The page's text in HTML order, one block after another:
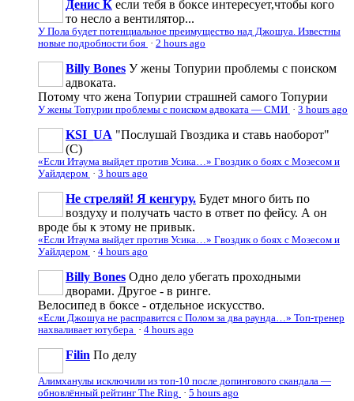
Денис К если тебя в боксе интересует,чтобы кого
то несло а вентилятор...
У Пола будет потенциальное преимущество над Джошуа. Известны
новые подробности боя · 2 hours ago
Billy Bones У жены Топурии проблемы с поиском
адвоката.
Потому что жена Топурии страшней самого Топурии
У жены Топурии проблемы с поиском адвоката — СМИ · 3 hours ago
KSI_UA "Послушай Гвоздика и ставь наоборот"
(С)
«Если Итаума выйдет против Усика…» Гвоздик о боях с Мозесом и
Уайлдером · 3 hours ago
Не стреляй! Я кенгуру. Будет много бить по
воздуху и получать часто в ответ по фейсу. А он
вроде бы к этому не привык.
«Если Итаума выйдет против Усика…» Гвоздик о боях с Мозесом и
Уайлдером · 4 hours ago
Billy Bones Одно дело убегать проходными
дворами. Другое - в ринге.
Велосипед в боксе - отдельное искусство.
«Если Джошуа не расправится с Полом за два раунда…» Топ-тренер
нахваливает ютубера · 4 hours ago
Filin По делу
Алимханулы исключили из топ-10 после допингового скандала —
обновлённый рейтинг The Ring · 5 hours ago